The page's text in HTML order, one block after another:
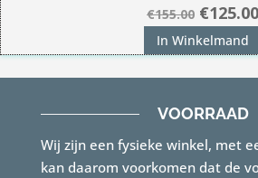
€155.00
prijs
was:
€125.00
In Winkelmand
VOORRAAD
Wij zijn een fysieke winkel, met
kan daarom voorkomen dat de